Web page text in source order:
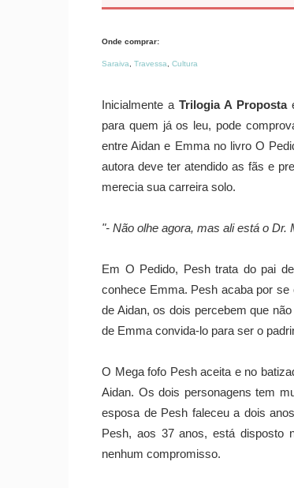
Onde comprar:
Saraiva, Travessa, Cultura
Inicialmente a Trilogia A Proposta
para quem já os leu, pode
entre Aidan e Emma no livro O
autora deve ter atendido as fãs e
merecia sua carreira solo.
"- Não olhe agora, mas ali está o
Em O Pedido, Pesh trata do pai
conhece Emma. Pesh acaba por
de Aidan, os dois percebem que
de Emma convida-lo para ser o
O Mega fofo Pesh aceita e no
Aidan. Os dois personagens tem
esposa de Pesh faleceu a dois
Pesh, aos 37 anos, está disposto
nenhum compromisso.